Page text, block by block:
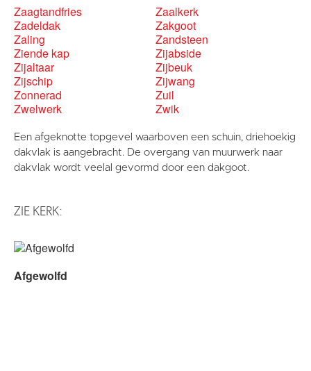
Zaagtandfries
Zaalkerk
Zadeldak
Zakgoot
Zaling
Zandsteen
Ziende kap
Zijabside
Zijaltaar
Zijbeuk
Zijschip
Zijwang
Zonnerad
Zuil
Zwelwerk
Zwik
Een afgeknotte topgevel waarboven een schuin, driehoekig
dakvlak is aangebracht. De overgang van muurwerk naar
dakvlak wordt veelal gevormd door een dakgoot.
ZIE KERK:
Afgewolfd